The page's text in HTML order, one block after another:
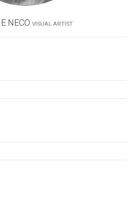
NECO VISUAL ARTIST